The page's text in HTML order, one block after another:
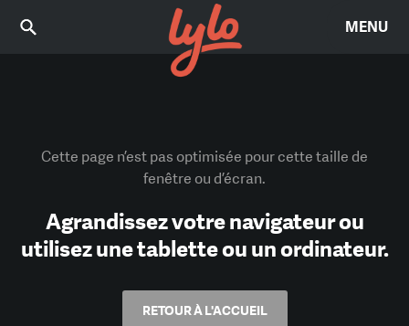
MENU
Cette page n’est pas optimisée pour cette taille de
fenêtre ou d’écran.
Agrandissez votre navigateur ou
utilisez une tablette ou un ordinateur.
RETOUR À L'ACCUEIL